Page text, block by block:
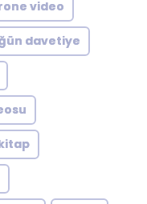
video
davetiye